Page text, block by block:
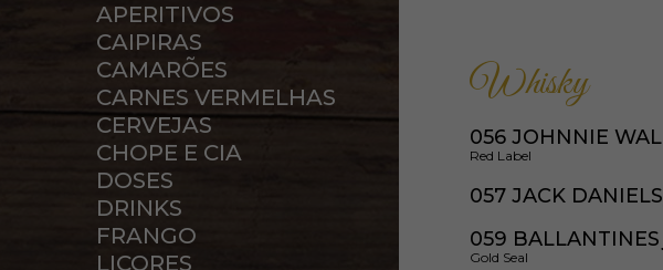
APERITIVOS
CAIPIRAS
CAMARÕES
CARNES VERMELHAS
CERVEJAS
CHOPE E CIA
DOSES
DRINKS
FRANGO
LICORES
Whisky
056 JOHNNIE
Red Label
057 JACK DANIELS
059 BALLANTINES
Gold Seal